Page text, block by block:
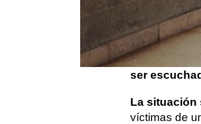
los Mossos
sensibilidad
descubre
masculino no
ser
La situación
víctimas de